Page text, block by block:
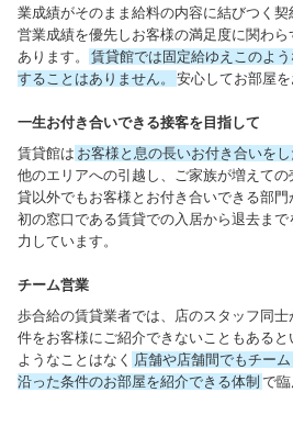
業成績がそのまま給料の内容に結びつく契
営業成績を優先しお客様の満足度に関わ
あります。
賃貸館では固定給ゆえこのよ
することはありません。
安心してお部屋を
一生お付き合いできる接客を目指して
賃貸館は お客様と息の長いお付き合いを
他のエリアへの引越し、ご家族が増えて
貸以外でもお客様とお付き合いできる部
初の窓口である賃貸での入居から退去ま
力しています。
チーム営業
歩合給の賃貸業者では、店のスタッフ同
件をお客様にご紹介できないこともある
ようなことはなく 店舗や店舗間でもチー
沿った条件のお部屋を紹介できる体制 で臨